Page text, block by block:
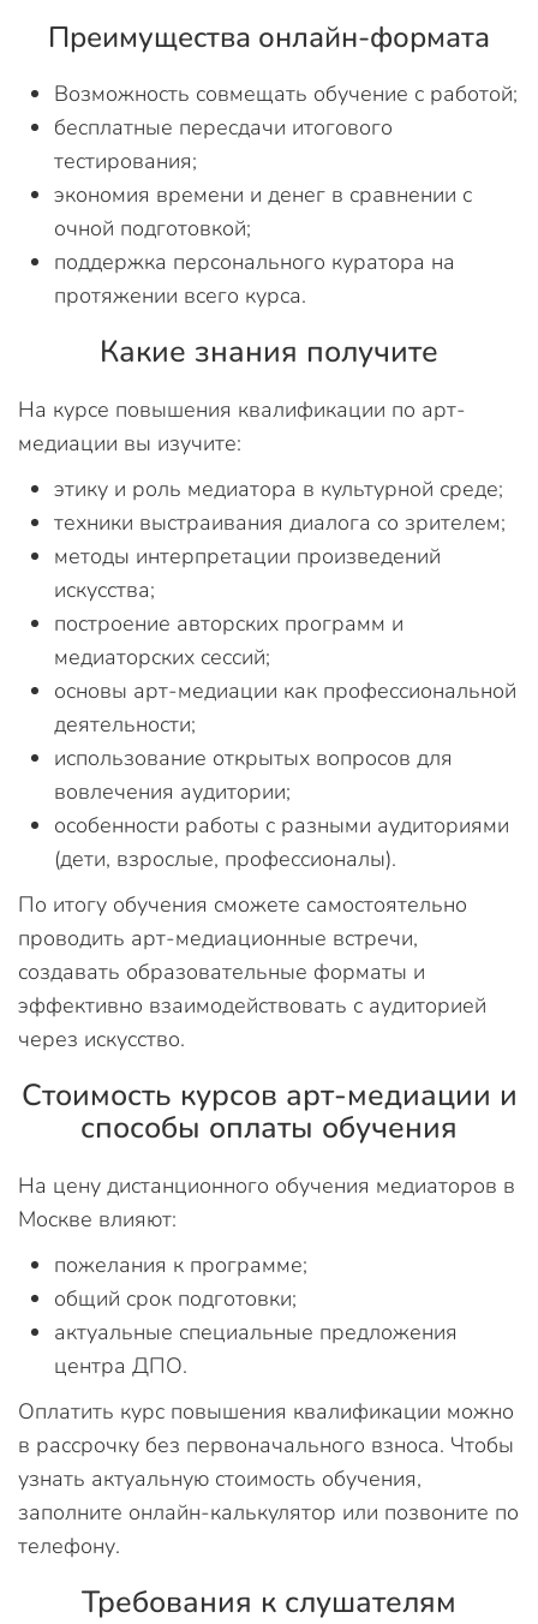
Преимущества онлайн-формата
Возможность совмещать обучение с работой;
бесплатные пересдачи итогового
тестирования;
экономия времени и денег в сравнении с
очной подготовкой;
поддержка персонального куратора на
протяжении всего курса.
Какие знания получите
На курсе повышения квалификации по арт-
медиации вы изучите:
этику и роль медиатора в культурной среде;
техники выстраивания диалога со зрителем;
методы интерпретации произведений
искусства;
построение авторских программ и
медиаторских сессий;
основы арт-медиации как профессиональной
деятельности;
использование открытых вопросов для
вовлечения аудитории;
особенности работы с разными аудиториями
(дети, взрослые, профессионалы).
По итогу обучения сможете самостоятельно
проводить арт-медиационные встречи,
создавать образовательные форматы и
эффективно взаимодействовать с аудиторией
через искусство.
Стоимость курсов арт-медиации и
способы оплаты обучения
На цену дистанционного обучения медиаторов в
Москве влияют:
пожелания к программе;
общий срок подготовки;
актуальные специальные предложения
центра ДПО.
Оплатить курс повышения квалификации можно
в рассрочку без первоначального взноса. Чтобы
узнать актуальную стоимость обучения,
заполните онлайн-калькулятор или позвоните по
телефону.
Требования к слушателям